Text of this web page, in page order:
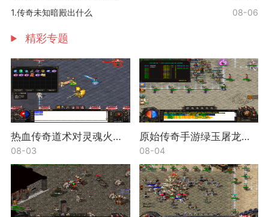
1.传奇未知暗殿出什么
08-06
精彩专题
热血传奇道术对灵魂火符的加成有哪些
08-03
原始传奇手游绿玉屠龙属性怎么加
08-04